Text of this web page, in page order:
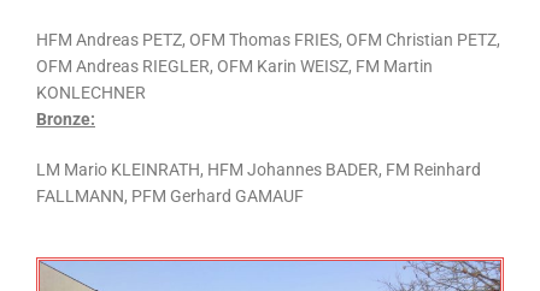
HFM Andreas PETZ, OFM Thomas FRIES, OFM Christian PETZ,
OFM Andreas RIEGLER, OFM Karin WEISZ, FM Martin
KONLECHNER
Bronze:
LM Mario KLEINRATH, HFM Johannes BADER, FM Reinhard
FALLMANN, PFM Gerhard GAMAUF